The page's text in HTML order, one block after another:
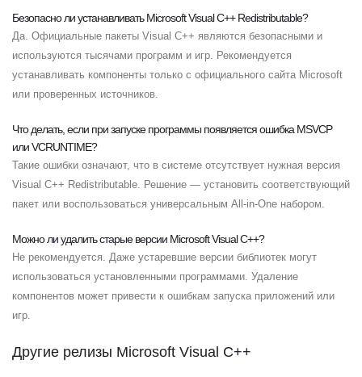
Безопасно ли устанавливать Microsoft Visual C++ Redistributable?
Да. Официальные пакеты Visual C++ являются безопасными и
используются тысячами программ и игр. Рекомендуется
устанавливать компоненты только с официального сайта Microsoft
или проверенных источников.
Что делать, если при запуске программы появляется ошибка MSVCP
или VCRUNTIME?
Такие ошибки означают, что в системе отсутствует нужная версия
Visual C++ Redistributable. Решение — установить соответствующий
пакет или воспользоваться универсальным All-in-One набором.
Можно ли удалить старые версии Microsoft Visual C++?
Не рекомендуется. Даже устаревшие версии библиотек могут
использоваться установленными программами. Удаление
компонентов может привести к ошибкам запуска приложений или
игр.
Другие релизы Microsoft Visual C++